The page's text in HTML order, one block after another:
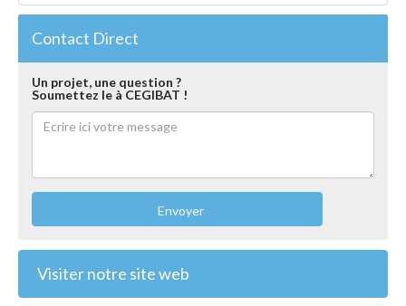
Contact Direct
Un projet, une question ?
Soumettez le à CEGIBAT !
Envoyer
Visiter notre site web